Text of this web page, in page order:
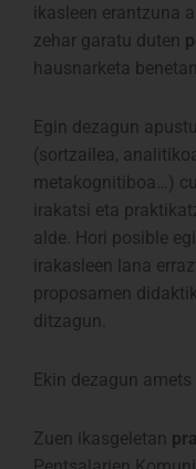
ikasleen erantzuna
zehar garatu duten
hausnarketa
Egin dezagun
(sortzailea,
metakognitiboa…)
irakatsi eta
alde. Hori posible
irakasleen lana
proposamen
ditzagun.
Ekin dezagun
Zuen ikasgeletan